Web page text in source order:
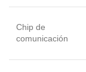
Chip de
comunicación